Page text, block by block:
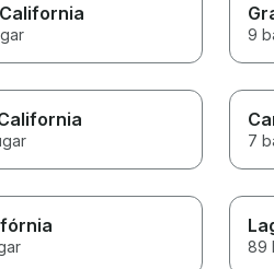
9
7
89